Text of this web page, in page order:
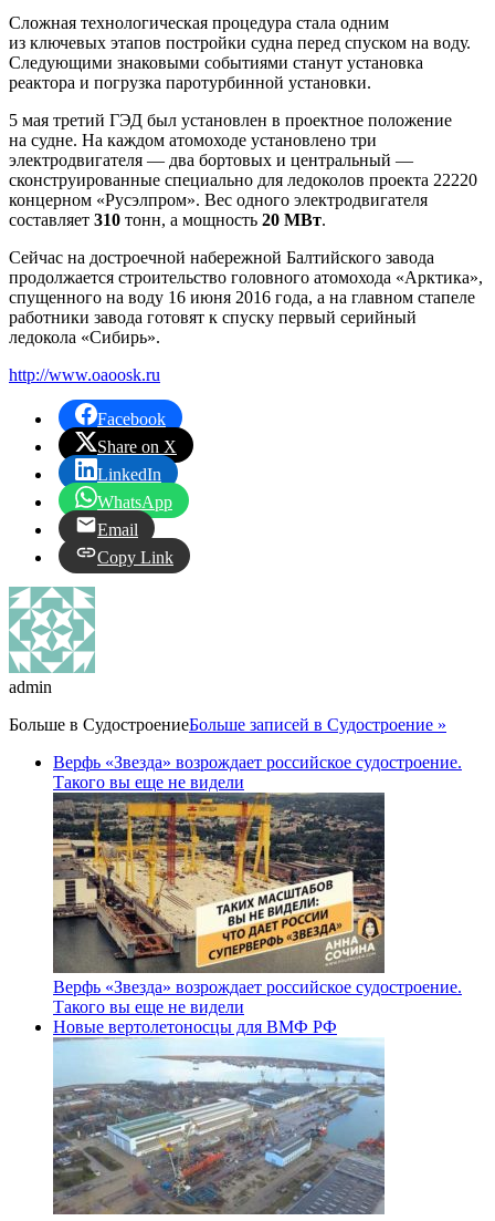
Сложная технологическая процедура стала одним
из ключевых этапов постройки судна перед спуском на воду.
Следующими знаковыми событиями станут установка
реактора и погрузка паротурбинной установки.
5 мая третий ГЭД был установлен в проектное положение
на судне. На каждом атомоходе установлено три
электродвигателя — два бортовых и центральный —
сконструированные специально для ледоколов проекта 22220
концерном «Русэлпром». Вес одного электродвигателя
составляет 310 тонн, а мощность 20 МВт.
Сейчас на достроечной набережной Балтийского завода
продолжается строительство головного атомохода «Арктика»,
спущенного на воду 16 июня 2016 года, а на главном стапеле
работники завода готовят к спуску первый серийный
ледокола «Сибирь».
http://www.oaoosk.ru
Facebook
Share on X
LinkedIn
WhatsApp
Email
Copy Link
admin
Больше в СудостроениеБольше записей в Судостроение »
Верфь «Звезда» возрождает российское судостроение.
Такого вы еще не видели
Верфь «Звезда» возрождает российское судостроение.
Такого вы еще не видели
Новые вертолетоносцы для ВМФ РФ